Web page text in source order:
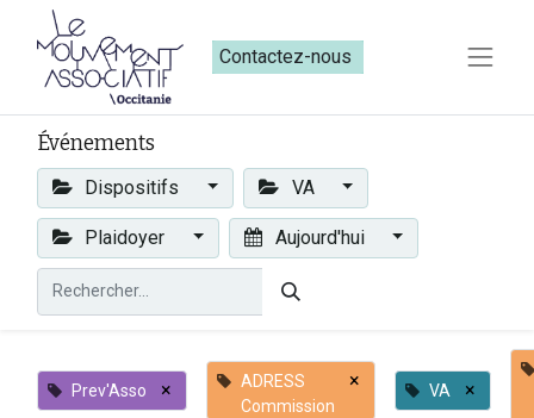
Contactez-nous​​
Événements
Dispositifs VA
Plaidoyer Aujourd'hui
Prev'Asso ×
ADRESS
Commission
× VA ×